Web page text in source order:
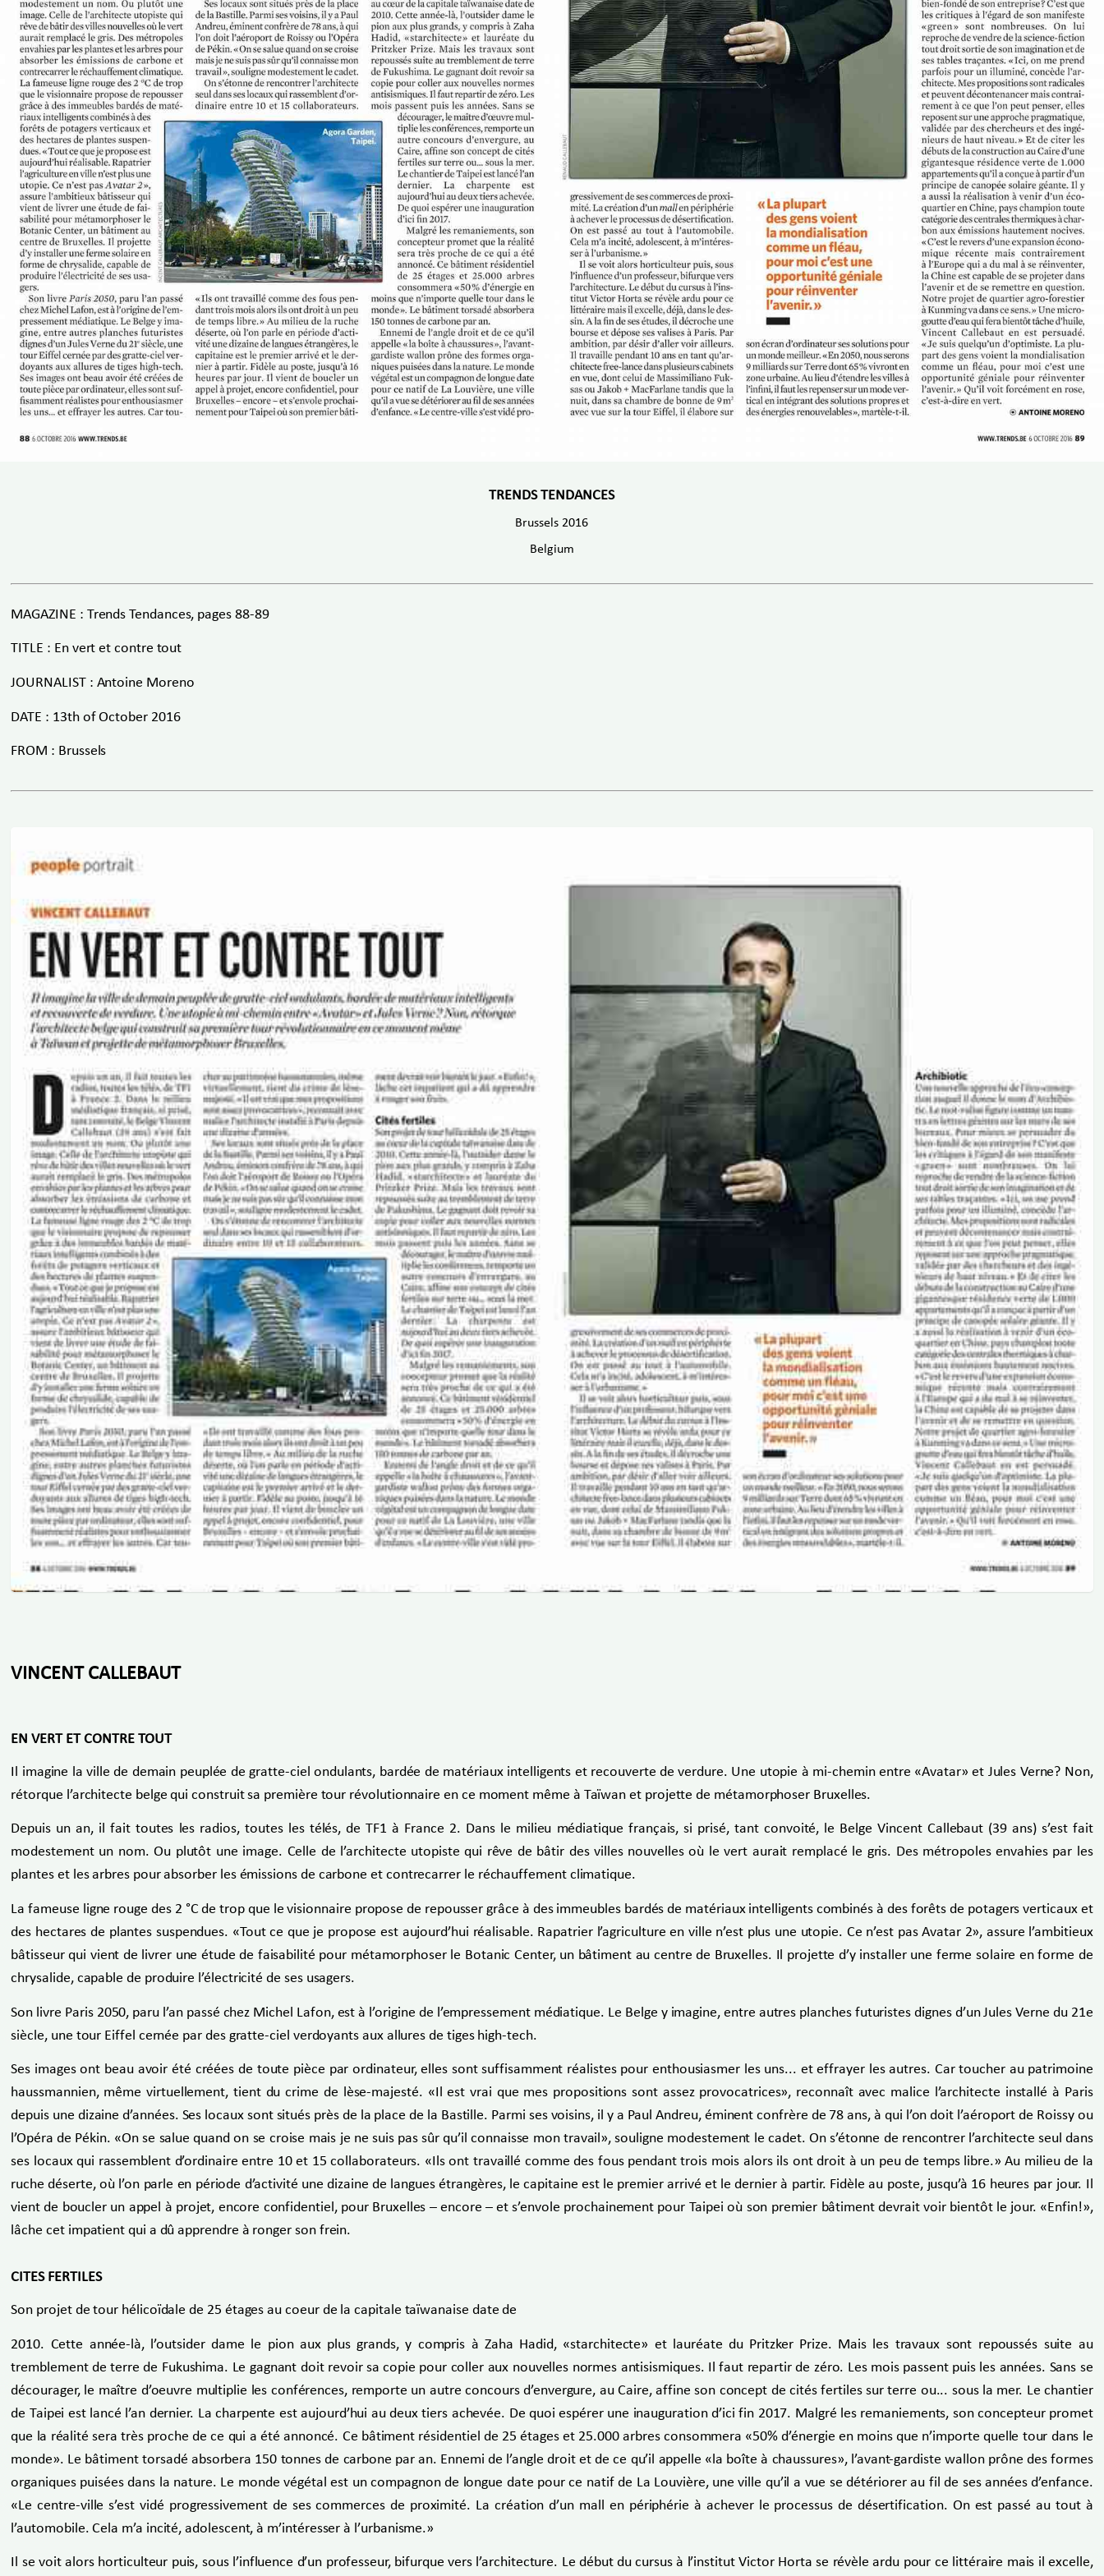
TRENDS TENDANCES
Brussels 2016
Belgium
MAGAZINE : Trends Tendances, pages 88-89
TITLE : En vert et contre tout
JOURNALIST : Antoine Moreno
DATE : 13th of October 2016
FROM : Brussels
VINCENT CALLEBAUT
EN VERT ET CONTRE TOUT
Il imagine la ville de demain peuplée de gratte-ciel ondulants, bardée de matériaux intelligents et recouverte de verdure. Une utopie à mi-chemin entre «Avatar» et Jules Verne? Non,
rétorque l’architecte belge qui construit sa première tour révolutionnaire en ce moment même à Taïwan et projette de métamorphoser Bruxelles.
Depuis un an, il fait toutes les radios, toutes les télés, de TF1 à France 2. Dans le milieu médiatique français, si prisé, tant convoité, le Belge Vincent Callebaut (39 ans) s’est fait
modestement un nom. Ou plutôt une image. Celle de l’architecte utopiste qui rêve de bâtir des villes nouvelles où le vert aurait remplacé le gris. Des métropoles envahies par les
plantes et les arbres pour absorber les émissions de carbone et contrecarrer le réchauffement climatique.
La fameuse ligne rouge des 2 °C de trop que le visionnaire propose de repousser grâce à des immeubles bardés de matériaux intelligents combinés à des forêts de potagers verticaux et
des hectares de plantes suspendues. «Tout ce que je propose est aujourd’hui réalisable. Rapatrier l’agriculture en ville n’est plus une utopie. Ce n’est pas Avatar 2», assure l’ambitieux
bâtisseur qui vient de livrer une étude de faisabilité pour métamorphoser le Botanic Center, un bâtiment au centre de Bruxelles. Il projette d’y installer une ferme solaire en forme de
chrysalide, capable de produire l’électricité de ses usagers.
Son livre Paris 2050, paru l’an passé chez Michel Lafon, est à l’origine de l’empressement médiatique. Le Belge y imagine, entre autres planches futuristes dignes d’un Jules Verne du 21e
siècle, une tour Eiffel cernée par des gratte-ciel verdoyants aux allures de tiges high-tech.
Ses images ont beau avoir été créées de toute pièce par ordinateur, elles sont suffisamment réalistes pour enthousiasmer les uns... et effrayer les autres. Car toucher au patrimoine
haussmannien, même virtuellement, tient du crime de lèse-majesté. «Il est vrai que mes propositions sont assez provocatrices», reconnaît avec malice l’architecte installé à Paris
depuis une dizaine d’années. Ses locaux sont situés près de la place de la Bastille. Parmi ses voisins, il y a Paul Andreu, éminent confrère de 78 ans, à qui l’on doit l’aéroport de Roissy ou
l’Opéra de Pékin. «On se salue quand on se croise mais je ne suis pas sûr qu’il connaisse mon travail», souligne modestement le cadet. On s’étonne de rencontrer l’architecte seul dans
ses locaux qui rassemblent d’ordinaire entre 10 et 15 collaborateurs. «Ils ont travaillé comme des fous pendant trois mois alors ils ont droit à un peu de temps libre.» Au milieu de la
ruche déserte, où l’on parle en période d’activité une dizaine de langues étrangères, le capitaine est le premier arrivé et le dernier à partir. Fidèle au poste, jusqu’à 16 heures par jour. Il
vient de boucler un appel à projet, encore confidentiel, pour Bruxelles – encore – et s’envole prochainement pour Taipei où son premier bâtiment devrait voir bientôt le jour. «Enfin!»,
lâche cet impatient qui a dû apprendre à ronger son frein.
CITES FERTILES
Son projet de tour hélicoïdale de 25 étages au coeur de la capitale taïwanaise date de
2010. Cette année-là, l’outsider dame le pion aux plus grands, y compris à Zaha Hadid, «starchitecte» et lauréate du Pritzker Prize. Mais les travaux sont repoussés suite au
tremblement de terre de Fukushima. Le gagnant doit revoir sa copie pour coller aux nouvelles normes antisismiques. Il faut repartir de zéro. Les mois passent puis les années. Sans se
décourager, le maître d’oeuvre multiplie les conférences, remporte un autre concours d’envergure, au Caire, affine son concept de cités fertiles sur terre ou... sous la mer. Le chantier
de Taipei est lancé l’an dernier. La charpente est aujourd’hui au deux tiers achevée. De quoi espérer une inauguration d’ici fin 2017. Malgré les remaniements, son concepteur promet
que la réalité sera très proche de ce qui a été annoncé. Ce bâtiment résidentiel de 25 étages et 25.000 arbres consommera «50% d’énergie en moins que n’importe quelle tour dans le
monde». Le bâtiment torsadé absorbera 150 tonnes de carbone par an. Ennemi de l’angle droit et de ce qu’il appelle «la boîte à chaussures», l’avant-gardiste wallon prône des formes
organiques puisées dans la nature. Le monde végétal est un compagnon de longue date pour ce natif de La Louvière, une ville qu’il a vue se détériorer au fil de ses années d’enfance.
«Le centre-ville s’est vidé progressivement de ses commerces de proximité. La création d’un mall en périphérie à achever le processus de désertification. On est passé au tout à
l’automobile. Cela m’a incité, adolescent, à m’intéresser à l’urbanisme.»
Il se voit alors horticulteur puis, sous l’influence d’un professeur, bifurque vers l’architecture. Le début du cursus à l’institut Victor Horta se révèle ardu pour ce littéraire mais il excelle,